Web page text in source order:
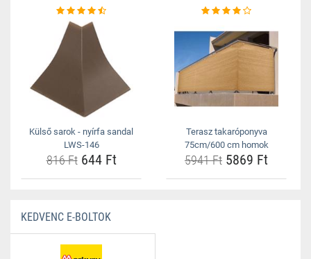
Külső sarok - nyírfa sandal
LWS-146
816 Ft644 Ft
Terasz takaróponyva
75cm/600 cm homok
5941 Ft 5869 Ft
KEDVENC E-BOLTOK